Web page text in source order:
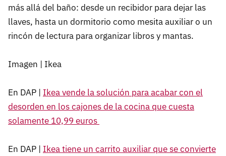
más allá del baño: desde un recibidor para dejar las
llaves, hasta un dormitorio como mesita auxiliar o un
rincón de lectura para organizar libros y mantas.
Imagen | Ikea
En DAP | Ikea vende la solución para acabar con el
desorden en los cajones de la cocina que cuesta
solamente 10,99 euros
En DAP | Ikea tiene un carrito auxiliar que se convierte